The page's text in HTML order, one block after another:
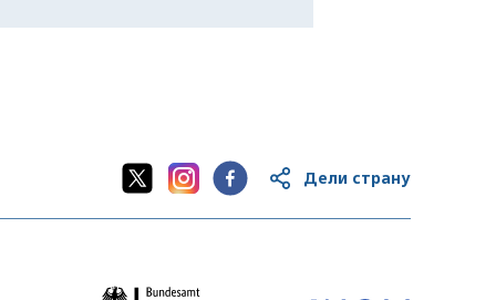
Дели страну